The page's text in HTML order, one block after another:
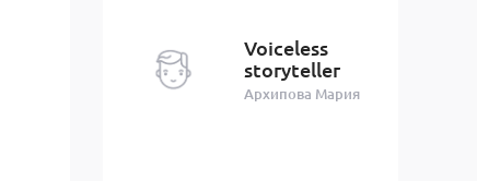
Voiceless
storyteller
Архипова Мария